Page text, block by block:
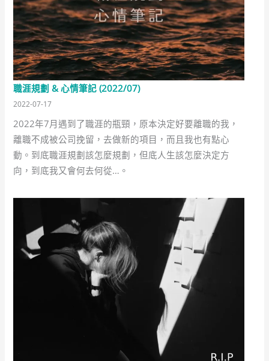
職涯規劃 & 心情筆記 (2022/07)
2022-07-17
2022年7月遇到了職涯的瓶頸，原本決定好要離職的我，
離職不成被公司挽留，去做新的項目，而且我也有點心
動。到底職涯規劃該怎麼規劃，但底人生該怎麼決定方
向，到底我又會何去何從…。